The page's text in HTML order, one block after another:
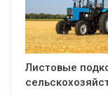
Листовые